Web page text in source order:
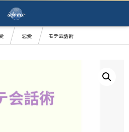
恋愛 モテ会話術